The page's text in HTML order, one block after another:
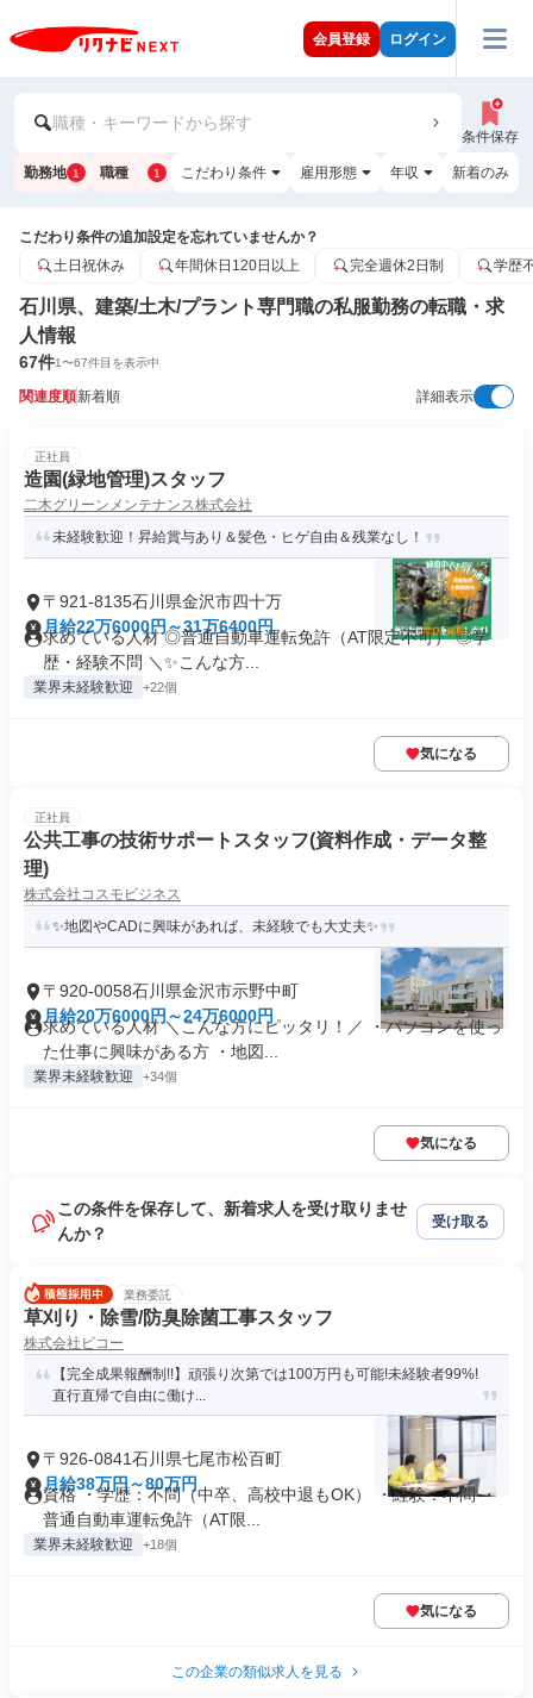
会員登録 ログイン
職種・キーワードから探す
条件保存
勤務地 1 職種 1 こだわり条件 雇用形態 年収 新着のみ
こだわり条件の追加設定を忘れていませんか？
土日祝休み
年間休日120日以上 完全週休2日制 学歴
石川県、建築/土木/プラント専門職の私服勤務の転職・求
人情報
67件1〜67件目を表示中
関連度順新着順 詳細表示
正社員
造園(緑地管理)スタッフ
二木グリーンメンテナンス株式会社
未経験歓迎！昇給賞与あり＆髪色・ヒゲ自由＆残業なし！
〒921-8135石川県金沢市四十万
月給22万6000円～31万6400円
求めている人材 ◎普通自動車運転免許（AT限定不可） ◎学
歴・経験不問 ＼✨こんな方...
業界未経験歓迎 +22個
気になる
正社員
公共工事の技術サポートスタッフ(資料作成・データ整
理)
株式会社コスモビジネス
✨地図やCADに興味があれば、未経験でも大丈夫✨
〒920-0058石川県金沢市示野中町
月給20万6000円～24万6000円
求めている人材 ＼こんな方にピッタリ！／ ・パソコンを使っ
た仕事に興味がある方 ・地図...
業界未経験歓迎 +34個
気になる
この条件を保存して、新着求人を受け取りませ
んか？
受け取る
業務委託
草刈り・除雪/防臭除菌工事スタッフ
株式会社ビコー
【完全成果報酬制!!】頑張り次第では100万円も可能!未経験者99%!
直行直帰で自由に働け...
〒926-0841石川県七尾市松百町
月給38万円～80万円
資格 ・学歴：不問（中卒、高校中退もOK） ・経験：不問 ・
普通自動車運転免許（AT限...
業界未経験歓迎 +18個
気になる
この企業の類似求人を見る